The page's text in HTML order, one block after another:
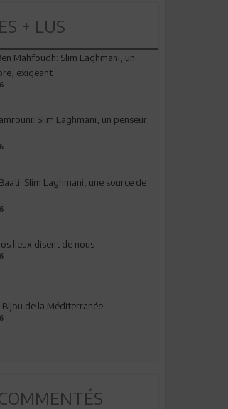
+ LUS
Mahfoudh: Slim Laghmani, un
exigeant
Slim Laghmani, un penseur
Slim Laghmani, une source de
lieux disent de nous
Bijou de la Méditerranée